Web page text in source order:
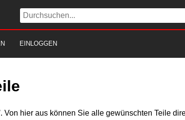
EINLOGGEN
hier aus können Sie alle gewünschten Teile